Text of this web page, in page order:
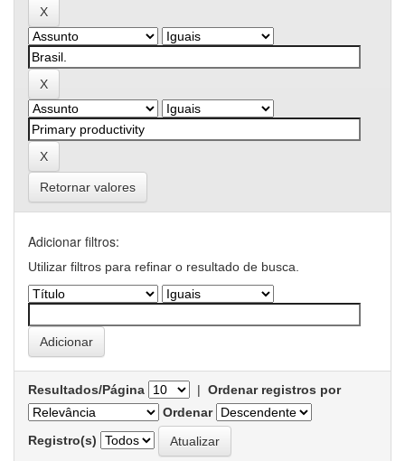
Retornar valores
Adicionar filtros:
Utilizar filtros para refinar o resultado de busca.
Resultados/Página | Ordenar registros por
Ordenar
Registro(s)